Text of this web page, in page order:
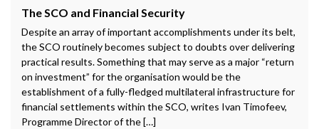
The SCO and Financial Security
Despite an array of important accomplishments under its belt,
the SCO routinely becomes subject to doubts over delivering
practical results. Something that may serve as a major “return
on investment” for the organisation would be the
establishment of a fully-fledged multilateral infrastructure for
financial settlements within the SCO, writes Ivan Timofeev,
Programme Director of the […]